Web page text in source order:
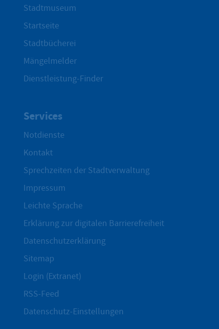
Stadtmuseum
Startseite
Stadtbücherei
Mängelmelder
Dienstleistung-Finder
Services
Notdienste
Kontakt
Sprechzeiten der Stadtverwaltung
Impressum
Leichte Sprache
Erklärung zur digitalen Barrierefreiheit
Datenschutzerklärung
Sitemap
Login (Extranet)
RSS-Feed
Datenschutz-Einstellungen